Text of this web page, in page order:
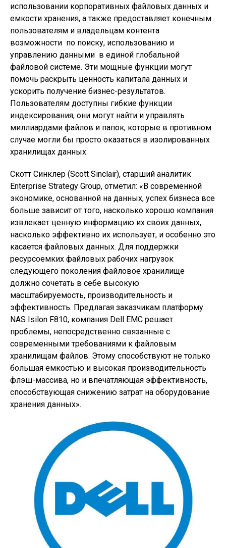
использовании корпоративных файловых данных и
емкости хранения, а также предоставляет конечным
пользователям и владельцам контента
возможности по поиску, использованию и
управлению данными в единой глобальной
файловой системе. Эти мощные функции могут
помочь раскрыть ценность капитала данных и
ускорить получение бизнес-результатов.
Пользователям доступны гибкие функции
индексирования, они могут найти и управлять
миллиардами файлов и папок, которые в противном
случае могли бы просто оказаться в изолированных
хранилищах данных.
Скотт Синклер (Scott Sinclair), старший аналитик
Enterprise Strategy Group, отметил: «В современной
экономике, основанной на данных, успех бизнеса все
больше зависит от того, насколько хорошо компания
извлекает ценную информацию их своих данных,
насколько эффективно их использует, и особенно это
касается файловых данных. Для поддержки
ресурсоемких файловых рабочих нагрузок
следующего поколения файловое хранилище
должно сочетать в себе высокую
масштабируемость, производительность и
эффективность. Предлагая заказчикам платформу
NAS Isilon F810, компания Dell EMC решает
проблемы, непосредственно связанные с
современными требованиями к файловым
хранилищам файлов. Этому способствуют не только
большая емкостью и высокая производительность
флэш-массива, но и впечатляющая эффективность,
способствующая снижению затрат на оборудование
хранения данных».